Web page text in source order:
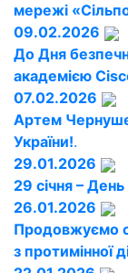
мережі
09.02.2026
До Дня
академією
07.02.2026
Артем
України!.
29.01.2026
29 січня –
26.01.2026
Продовжуємо
з протимінної